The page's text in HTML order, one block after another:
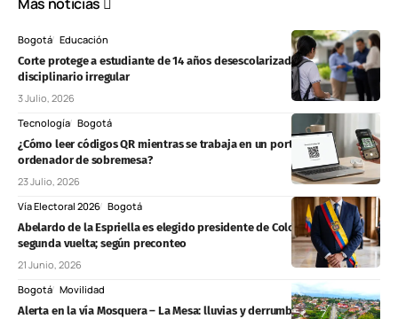
Bogotá Educación
Corte protege a estudiante de 14 años desescolarizada tras proceso
disciplinario irregular
3 Julio, 2026
Tecnología Bogotá
¿Cómo leer códigos QR mientras se trabaja en un portátil o un
ordenador de sobremesa?
23 Julio, 2026
Vía Electoral 2026 Bogotá
Abelardo de la Espriella es elegido presidente de Colombia en
segunda vuelta; según preconteo
21 Junio, 2026
Bogotá Movilidad
Alerta en la vía Mosquera – La Mesa: lluvias y derrumbes obligan a